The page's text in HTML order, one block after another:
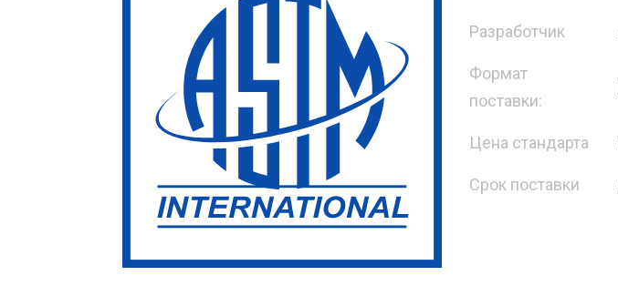
Разработчик
Формат
поставки:
Цена стандарта
Срок поставки